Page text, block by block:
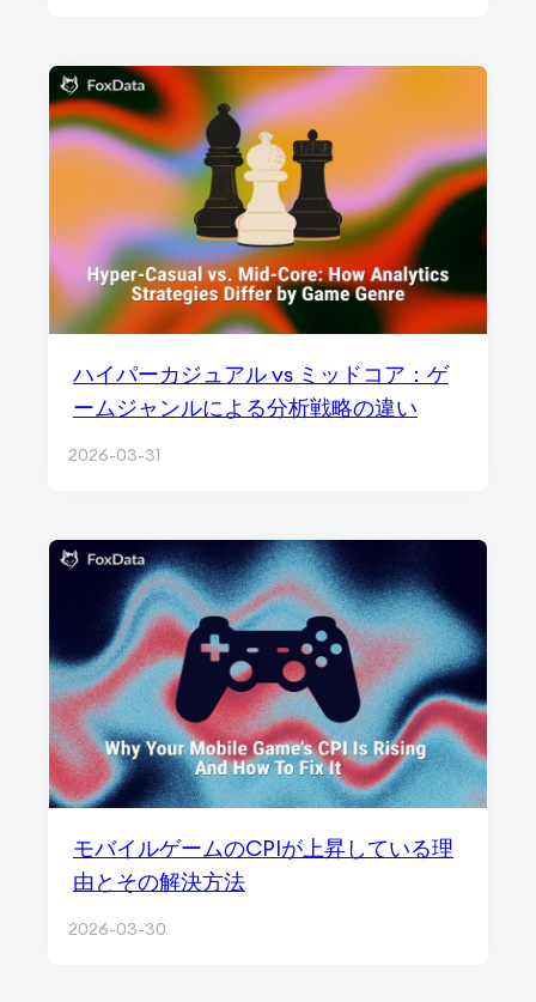
ハイパーカジュアル vs ミッドコア：ゲ
ームジャンルによる分析戦略の違い
2026-03-31
モバイルゲームのCPIが上昇している理
由とその解決方法
2026-03-30